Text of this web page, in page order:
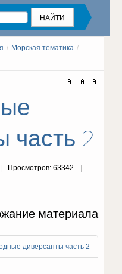
/ Морская тематика /
часть 2
Просмотров: 63342
материала
диверсанты часть 2